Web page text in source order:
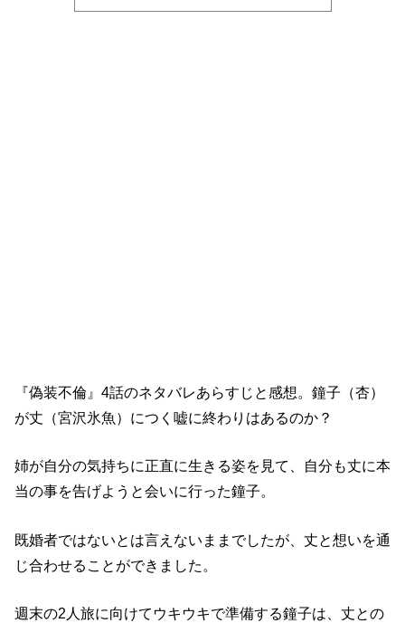
『偽装不倫』4話のネタバレあらすじと感想。鐘子（杏）
が丈（宮沢氷魚）につく嘘に終わりはあるのか？
姉が自分の気持ちに正直に生きる姿を見て、自分も丈に本
当の事を告げようと会いに行った鐘子。
既婚者ではないとは言えないままでしたが、丈と想いを通
じ合わせることができました。
週末の2人旅に向けてウキウキで準備する鐘子は、丈との